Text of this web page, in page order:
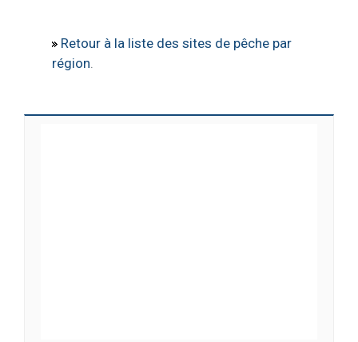
Retour à la liste des sites de pêche par
région.